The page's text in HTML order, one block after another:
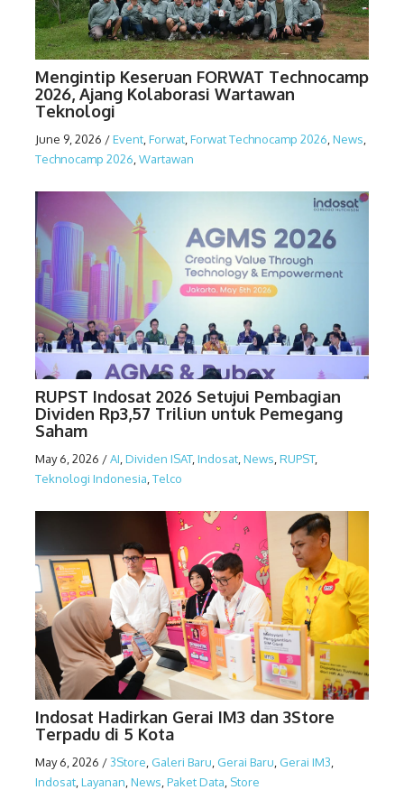
Mengintip Keseruan FORWAT Technocamp
2026, Ajang Kolaborasi Wartawan
Teknologi
June 9, 2026 /Event Forwat Forwat Technocamp 2026 News
Technocamp 2026 Wartawan
RUPST Indosat 2026 Setujui Pembagian
Dividen Rp3,57 Triliun untuk Pemegang
Saham
May 6, 2026 /AI,Dividen ISAT,Indosat,News,RUPST,
Teknologi Indonesia,Telco
Indosat Hadirkan Gerai IM3 dan 3Store
Terpadu di 5 Kota
May 6, 2026 /3Store Galeri Baru Gerai Baru Gerai IM3
Indosat Layanan News Paket Data Store